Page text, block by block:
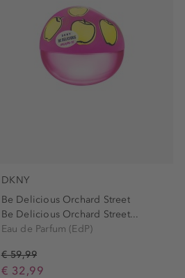
livre de parafina (1)
livre de silicone (1)
livre de sulfato (1)
vegan (1)
DKNY
Be Delicious Orchard Street
Be Delicious Orchard Street...
Eau de Parfum (EdP)
€ 59,99
€ 32,99